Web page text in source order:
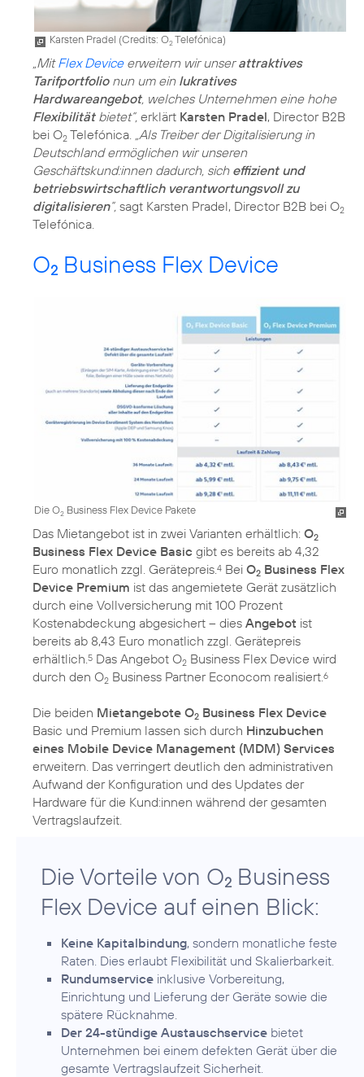
Karsten Pradel (Credits: O2Telefónica)
„MitFlex Deviceerweitern wir unserattraktives
Tarifportfolionun um ein lukratives
Hardwareangebot, welches Unternehmen eine hohe
Flexibilitätbietet“, erklärt Karsten Pradel, Director B2B
bei O2 Telefónica. „Als Treiber der Digitalisierung in
Deutschland ermöglichen wir unseren
Geschäftskund:innen dadurch, sich effizient und
betriebswirtschaftlich verantwortungsvoll zu
digitalisieren“, sagt Karsten Pradel, Director B2B bei O2
Telefónica.
O2 Business Flex Device
Die O2 Business Flex Device Pakete
Das Mietangebot ist in zwei Varianten erhältlich: O2
Business Flex Device Basic gibt es bereits ab 4,32
Euro monatlich zzgl. Gerätepreis. 4 Bei O2 Business Flex
Device Premium ist das angemietete Gerät zusätzlich
durch eine Vollversicherung mit 100 Prozent
Kostenabdeckung abgesichert – dies Angebot ist
bereits ab 8,43 Euro monatlich zzgl. Gerätepreis
erhältlich. 5 Das Angebot O2 Business Flex Device wird
durch den O2 Business Partner Econocom realisiert. 6
Die beiden Mietangebote O2 Business Flex Device
Basic und Premium lassen sich durch Hinzubuchen
eines Mobile Device Management (MDM) Services
erweitern. Das verringert deutlich den administrativen
Aufwand der Konfiguration und des Updates der
Hardware für die Kund:innen während der gesamten
Die Vorteile von O2 Business
Flex Device auf einen Blick:
Keine Kapitalbindung, sondern monatliche feste
Raten. Dies erlaubt Flexibilität und Skalierbarkeit.
Rundumservice inklusive Vorbereitung,
Einrichtung und Lieferung der Geräte sowie die
spätere Rücknahme.
Der 24-stündige Austauschservice bietet
Unternehmen bei einem defekten Gerät über die
gesamte Vertragslaufzeit Sicherheit.